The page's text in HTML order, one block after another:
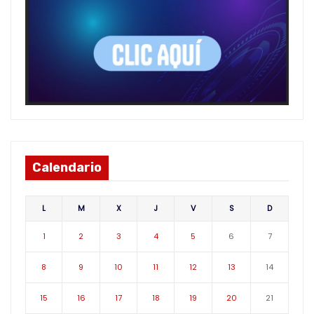
Calendario
L M X J V S D
1 2 3 4 5 6 7
8 9 10 11 12 13 14
15 16 17 18 19 20 21